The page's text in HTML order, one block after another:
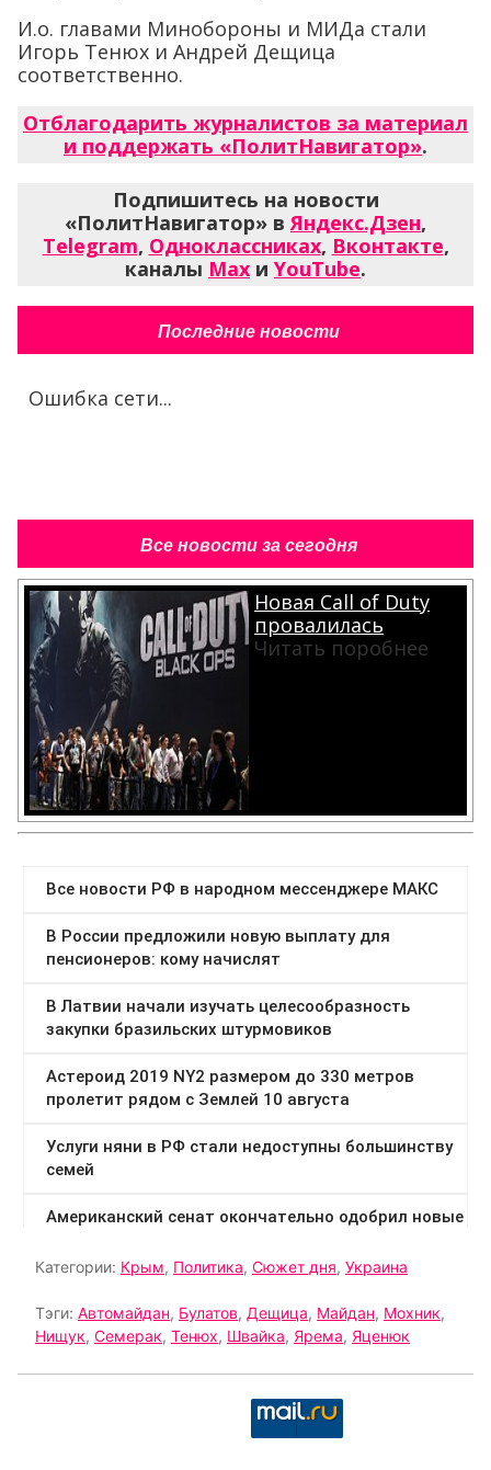
И.о. главами Минобороны и МИДа стали
Игорь Тенюх и Андрей Дещица
соответственно.
Отблагодарить журналистов за материал
и поддержать «ПолитНавигатор».
Подпишитесь на новости
«ПолитНавигатор» в Яндекс.Дзен,
Telegram, Одноклассниках, Вконтакте,
каналы Max и YouTube.
Последние новости
Ошибка сети...
Все новости за сегодня
Новая Call of Duty
провалилась
Читать поробнее
Категории: Крым, Политика, Сюжет дня, Украина
Тэги: Автомайдан, Булатов, Дещица, Майдан, Мохник,
Нищук, Семерак, Тенюх, Швайка, Ярема, Яценюк